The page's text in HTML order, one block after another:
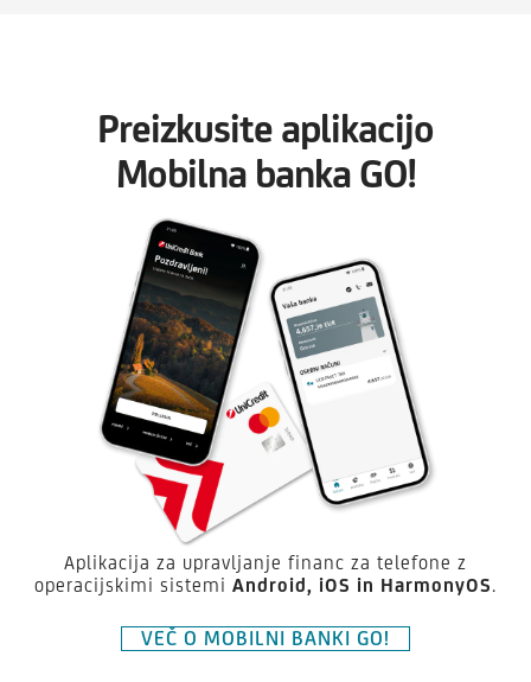
Preizkusite aplikacijo
Mobilna banka GO!
Aplikacija za upravljanje financ za telefone z
operacijskimi sistemi Android, iOS in HarmonyOS.
VEČ O MOBILNI BANKI GO!